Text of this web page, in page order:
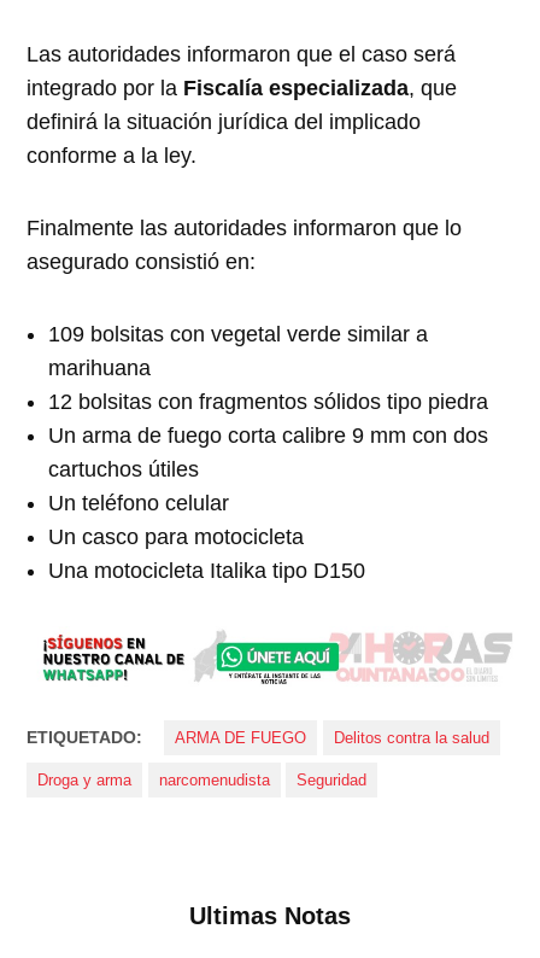
Las autoridades informaron que el caso será
integrado por la Fiscalía especializada, que
definirá la situación jurídica del implicado
conforme a la ley.
Finalmente las autoridades informaron que lo
asegurado consistió en:
109 bolsitas con vegetal verde similar a
marihuana
12 bolsitas con fragmentos sólidos tipo piedra
Un arma de fuego corta calibre 9 mm con dos
cartuchos útiles
Un teléfono celular
Un casco para motocicleta
Una motocicleta Italika tipo D150
ETIQUETADO: ARMA DE FUEGO Delitos contra la salud
Droga y arma narcomenudista Seguridad
Ultimas Notas